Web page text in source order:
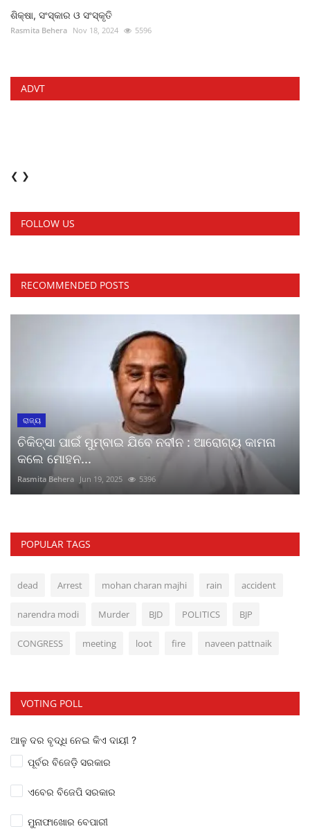
ଶିକ୍ଷା, ସଂସ୍କାର ଓ ସଂସ୍କୃତି
Rasmita Behera Nov 18, 2024 5596
ADVT
❮ ❯
FOLLOW US
RECOMMENDED POSTS
ରାଜ୍ୟ
ଚିକିତ୍ସା ପାଇଁ ମୁମ୍ବାଇ ଯିବେ ନବୀନ : ଆରୋଗ୍ୟ କାମନା
କଲେ ମୋହନ...
Rasmita Behera Jun 19, 2025 5396
POPULAR TAGS
dead Arrest mohan charan majhi rain accident
narendra modi Murder BJD POLITICS BJP
CONGRESS meeting loot fire naveen pattnaik
VOTING POLL
ଆଳୁ ଦର ବୃଦ୍ଧି ନେଇ କିଏ ଦାୟୀ ?
ପୂର୍ବର ବିଜେଡ଼ି ସରକାର
ଏବେର ବିଜେପି ସରକାର
ମୁନାଫାଖୋର ବେପାରୀ